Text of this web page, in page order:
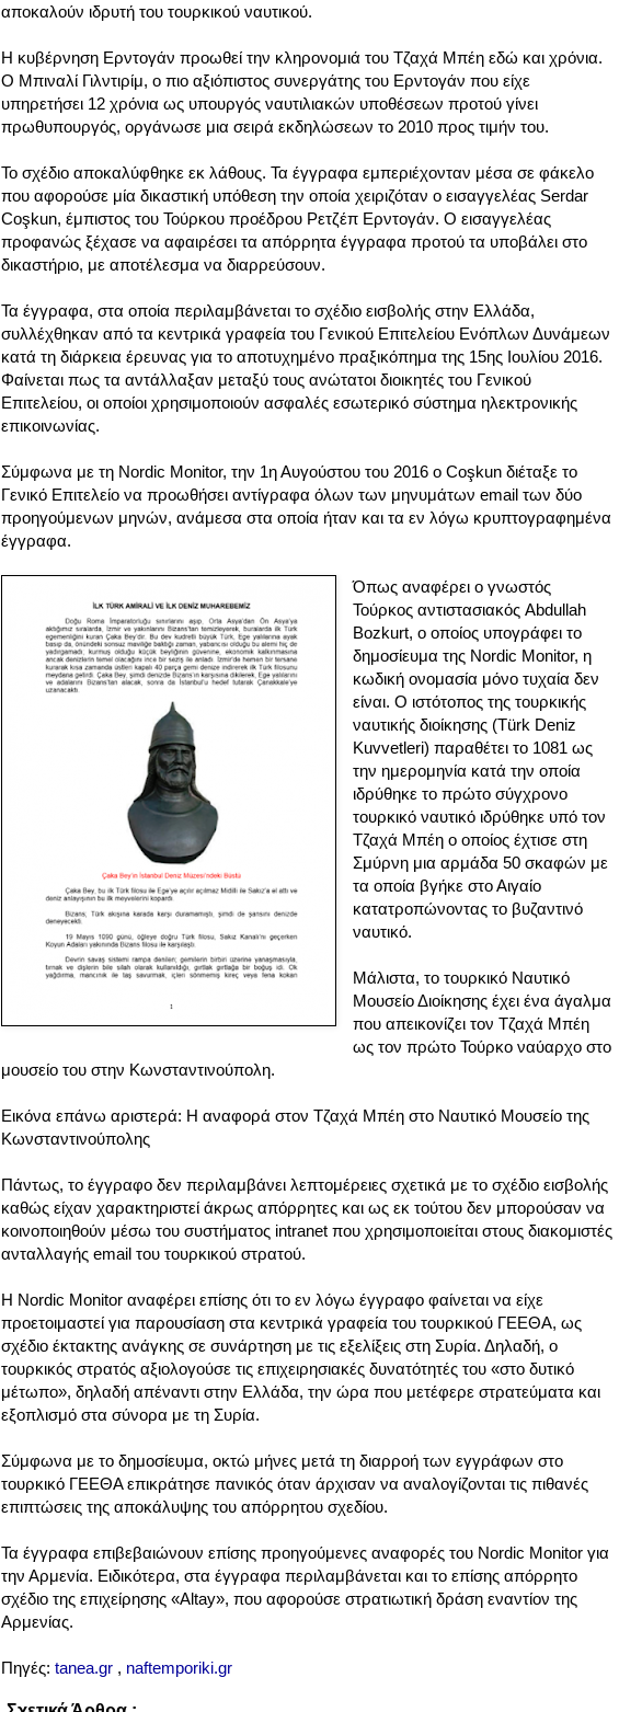
αποκαλούν ιδρυτή του τουρκικού ναυτικού.
Η κυβέρνηση Ερντογάν προωθεί την κληρονομιά του Τζαχά Μπέη εδώ και χρόνια.
Ο Μπιναλί Γιλντιρίμ, ο πιο αξιόπιστος συνεργάτης του Ερντογάν που είχε
υπηρετήσει 12 χρόνια ως υπουργός ναυτιλιακών υποθέσεων προτού γίνει
πρωθυπουργός, οργάνωσε μια σειρά εκδηλώσεων το 2010 προς τιμήν του.
Το σχέδιο αποκαλύφθηκε εκ λάθους. Τα έγγραφα εμπεριέχονταν μέσα σε φάκελο
που αφορούσε μία δικαστική υπόθεση την οποία χειριζόταν ο εισαγγελέας Serdar
Coşkun, έμπιστος του Τούρκου προέδρου Ρετζέπ Ερντογάν. Ο εισαγγελέας
προφανώς ξέχασε να αφαιρέσει τα απόρρητα έγγραφα προτού τα υποβάλει στο
δικαστήριο, με αποτέλεσμα να διαρρεύσουν.
Τα έγγραφα, στα οποία περιλαμβάνεται το σχέδιο εισβολής στην Ελλάδα,
συλλέχθηκαν από τα κεντρικά γραφεία του Γενικού Επιτελείου Ενόπλων Δυνάμεων
κατά τη διάρκεια έρευνας για το αποτυχημένο πραξικόπημα της 15ης Ιουλίου 2016.
Φαίνεται πως τα αντάλλαξαν μεταξύ τους ανώτατοι διοικητές του Γενικού
Επιτελείου, οι οποίοι χρησιμοποιούν ασφαλές εσωτερικό σύστημα ηλεκτρονικής
επικοινωνίας.
Σύμφωνα με τη Nordic Monitor, την 1η Αυγούστου του 2016 ο Coşkun διέταξε το
Γενικό Επιτελείο να προωθήσει αντίγραφα όλων των μηνυμάτων email των δύο
προηγούμενων μηνών, ανάμεσα στα οποία ήταν και τα εν λόγω κρυπτογραφημένα
έγγραφα.
Όπως αναφέρει ο γνωστός
Τούρκος αντιστασιακός Abdullah
Bozkurt, ο οποίος υπογράφει το
δημοσίευμα της Nordic Monitor, η
κωδική ονομασία μόνο τυχαία δεν
είναι. Ο ιστότοπος της τουρκικής
ναυτικής διοίκησης (Türk Deniz
Kuvvetleri) παραθέτει το 1081 ως
την ημερομηνία κατά την οποία
ιδρύθηκε το πρώτο σύγχρονο
τουρκικό ναυτικό ιδρύθηκε υπό τον
Τζαχά Μπέη ο οποίος έχτισε στη
Σμύρνη μια αρμάδα 50 σκαφών με
τα οποία βγήκε στο Αιγαίο
κατατροπώνοντας το βυζαντινό
ναυτικό.
Μάλιστα, το τουρκικό Ναυτικό
Μουσείο Διοίκησης έχει ένα άγαλμα
που απεικονίζει τον Τζαχά Μπέη
ως τον πρώτο Τούρκο ναύαρχο στο
μουσείο του στην Κωνσταντινούπολη.
Εικόνα επάνω αριστερά: Η αναφορά στον Τζαχά Μπέη στο Ναυτικό Μουσείο της
Κωνσταντινούπολης
Πάντως, το έγγραφο δεν περιλαμβάνει λεπτομέρειες σχετικά με το σχέδιο εισβολής
καθώς είχαν χαρακτηριστεί άκρως απόρρητες και ως εκ τούτου δεν μπορούσαν να
κοινοποιηθούν μέσω του συστήματος intranet που χρησιμοποιείται στους διακομιστές
ανταλλαγής email του τουρκικού στρατού.
Η Nordic Monitor αναφέρει επίσης ότι το εν λόγω έγγραφο φαίνεται να είχε
προετοιμαστεί για παρουσίαση στα κεντρικά γραφεία του τουρκικού ΓΕΕΘΑ, ως
σχέδιο έκτακτης ανάγκης σε συνάρτηση με τις εξελίξεις στη Συρία. Δηλαδή, ο
τουρκικός στρατός αξιολογούσε τις επιχειρησιακές δυνατότητές του «στο δυτικό
μέτωπο», δηλαδή απέναντι στην Ελλάδα, την ώρα που μετέφερε στρατεύματα και
εξοπλισμό στα σύνορα με τη Συρία.
Σύμφωνα με το δημοσίευμα, οκτώ μήνες μετά τη διαρροή των εγγράφων στο
τουρκικό ΓΕΕΘΑ επικράτησε πανικός όταν άρχισαν να αναλογίζονται τις πιθανές
επιπτώσεις της αποκάλυψης του απόρρητου σχεδίου.
Τα έγγραφα επιβεβαιώνουν επίσης προηγούμενες αναφορές του Nordic Monitor για
την Αρμενία. Ειδικότερα, στα έγγραφα περιλαμβάνεται και το επίσης απόρρητο
σχέδιο της επιχείρησης «Altay», που αφορούσε στρατιωτική δράση εναντίον της
Αρμενίας.
Πηγές: tanea.gr , naftemporiki.gr